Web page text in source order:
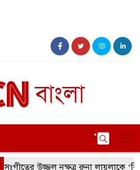
উজ্জ্বল নক্ষত্র রুনা লায়লাকে ‘বিশেষ